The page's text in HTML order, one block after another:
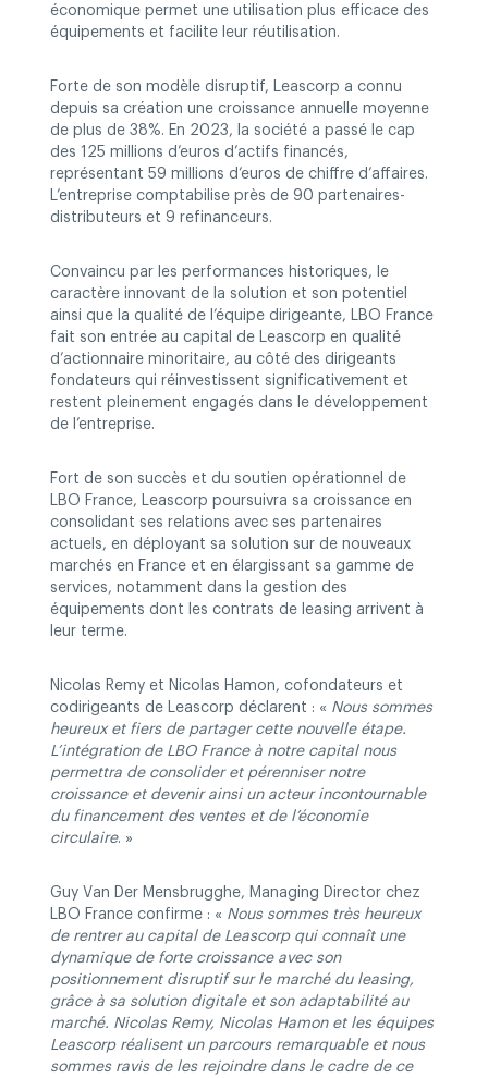
économique permet une utilisation plus efficace des
équipements et facilite leur réutilisation.
Forte de son modèle disruptif, Leascorp a connu
depuis sa création une croissance annuelle moyenne
de plus de 38%. En 2023, la société a passé le cap
des 125 millions d’euros d’actifs financés,
représentant 59 millions d’euros de chiffre d’affaires.
L’entreprise comptabilise près de 90 partenaires-
distributeurs et 9 refinanceurs.
Convaincu par les performances historiques, le
caractère innovant de la solution et son potentiel
ainsi que la qualité de l’équipe dirigeante, LBO France
fait son entrée au capital de Leascorp en qualité
d’actionnaire minoritaire, au côté des dirigeants
fondateurs qui réinvestissent significativement et
restent pleinement engagés dans le développement
de l’entreprise.
Fort de son succès et du soutien opérationnel de
LBO France, Leascorp poursuivra sa croissance en
consolidant ses relations avec ses partenaires
actuels, en déployant sa solution sur de nouveaux
marchés en France et en élargissant sa gamme de
services, notamment dans la gestion des
équipements dont les contrats de leasing arrivent à
leur terme.
Nicolas Remy et Nicolas Hamon, cofondateurs et
codirigeants de Leascorp déclarent : « Nous sommes
heureux et fiers de partager cette nouvelle étape.
L’intégration de LBO France à notre capital nous
permettra de consolider et pérenniser notre
croissance et devenir ainsi un acteur incontournable
du financement des ventes et de l’économie
circulaire. »
Guy Van Der Mensbrugghe, Managing Director chez
LBO France confirme : « Nous sommes très heureux
de rentrer au capital de Leascorp qui connaît une
dynamique de forte croissance avec son
positionnement disruptif sur le marché du leasing,
grâce à sa solution digitale et son adaptabilité au
marché. Nicolas Remy, Nicolas Hamon et les équipes
Leascorp réalisent un parcours remarquable et nous
sommes ravis de les rejoindre dans le cadre de ce